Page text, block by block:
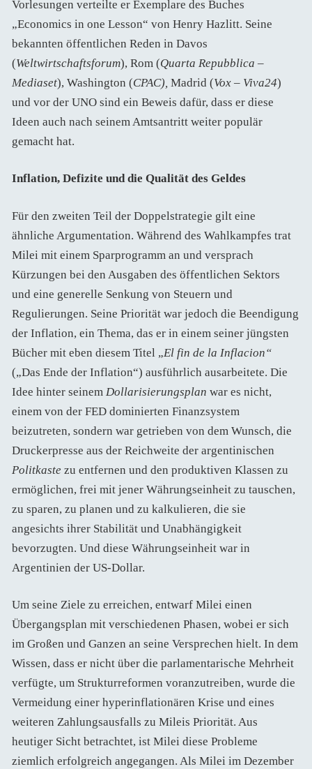
Vorlesungen verteilte er Exemplare des Buches
„Economics in one Lesson“ von Henry Hazlitt. Seine
bekannten öffentlichen Reden in Davos
(Weltwirtschaftsforum), Rom (Quarta Repubblica –
Mediaset), Washington (CPAC), Madrid (Vox – Viva24)
und vor der UNO sind ein Beweis dafür, dass er diese
Ideen auch nach seinem Amtsantritt weiter populär
gemacht hat.
Inflation, Defizite und die Qualität des Geldes
Für den zweiten Teil der Doppelstrategie gilt eine
ähnliche Argumentation. Während des Wahlkampfes trat
Milei mit einem Sparprogramm an und versprach
Kürzungen bei den Ausgaben des öffentlichen Sektors
und eine generelle Senkung von Steuern und
Regulierungen. Seine Priorität war jedoch die Beendigung
der Inflation, ein Thema, das er in einem seiner jüngsten
Bücher mit eben diesem Titel „El fin de la Inflacion“
(„Das Ende der Inflation“) ausführlich ausarbeitete. Die
Idee hinter seinem Dollarisierungsplan war es nicht,
einem von der FED dominierten Finanzsystem
beizutreten, sondern war getrieben von dem Wunsch, die
Druckerpresse aus der Reichweite der argentinischen
Politkaste zu entfernen und den produktiven Klassen zu
ermöglichen, frei mit jener Währungseinheit zu tauschen,
zu sparen, zu planen und zu kalkulieren, die sie
angesichts ihrer Stabilität und Unabhängigkeit
bevorzugten. Und diese Währungseinheit war in
Argentinien der US-Dollar.
Um seine Ziele zu erreichen, entwarf Milei einen
Übergangsplan mit verschiedenen Phasen, wobei er sich
im Großen und Ganzen an seine Versprechen hielt. In dem
Wissen, dass er nicht über die parlamentarische Mehrheit
verfügte, um Strukturreformen voranzutreiben, wurde die
Vermeidung einer hyperinflationären Krise und eines
weiteren Zahlungsausfalls zu Mileis Priorität. Aus
heutiger Sicht betrachtet, ist Milei diese Probleme
ziemlich erfolgreich angegangen. Als Milei im Dezember